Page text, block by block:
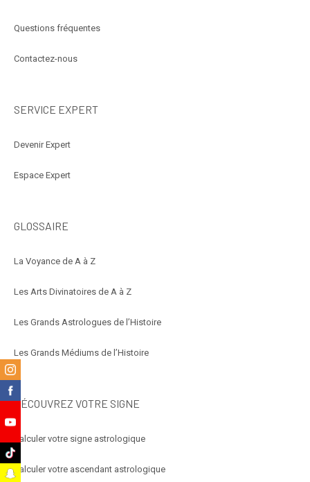
Questions fréquentes
Contactez-nous
SERVICE EXPERT
Devenir Expert
Espace Expert
GLOSSAIRE
La Voyance de A à Z
Les Arts Divinatoires de A à Z
Les Grands Astrologues de l’Histoire
Les Grands Médiums de l’Histoire
DÉCOUVREZ VOTRE SIGNE
Calculer votre signe astrologique
Calculer votre ascendant astrologique